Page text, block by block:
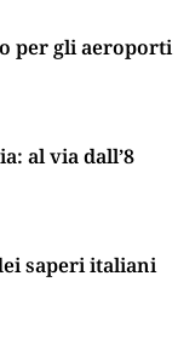
per gli aeroporti
al via dall’8
saperi italiani